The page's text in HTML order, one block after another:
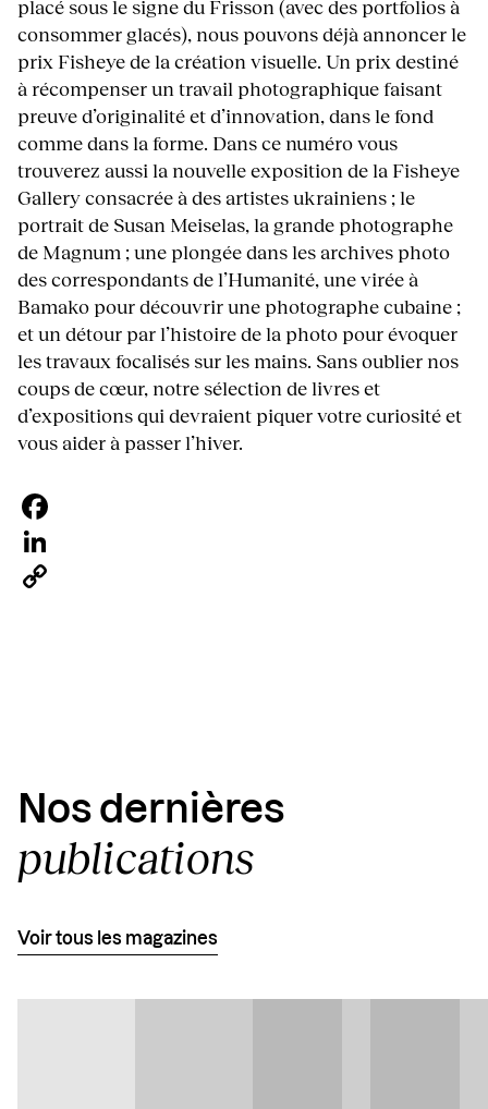
placé sous le signe du Frisson (avec des portfolios à
consommer glacés), nous pouvons déjà annoncer le
prix Fisheye de la création visuelle. Un prix destiné
à récompenser un travail photographique faisant
preuve d’originalité et d’innovation, dans le fond
comme dans la forme. Dans ce numéro vous
trouverez aussi la nouvelle exposition de la Fisheye
Gallery consacrée à des artistes ukrainiens ; le
portrait de Susan Meiselas, la grande photographe
de Magnum ; une plongée dans les archives photo
des correspondants de l’Humanité, une virée à
Bamako pour découvrir une photographe cubaine ;
et un détour par l’histoire de la photo pour évoquer
les travaux focalisés sur les mains. Sans oublier nos
coups de cœur, notre sélection de livres et
d’expositions qui devraient piquer votre curiosité et
vous aider à passer l’hiver.
Facebook
LinkedIn
Nos dernières
publications
Voir tous les magazines